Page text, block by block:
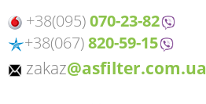
+38(095)070-23-82
+38(067)820-59-15
zakaz@asfilter.com.ua